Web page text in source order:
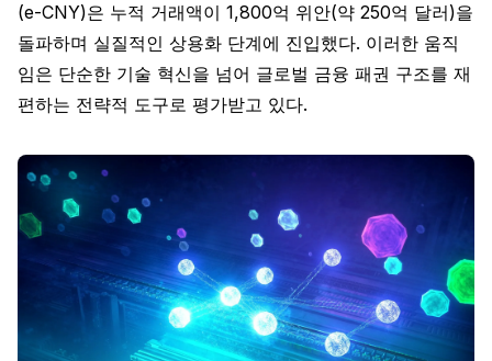
(e-CNY)은 누적 거래액이 1,800억 위안(약 250억 달러)을
돌파하며 실질적인 상용화 단계에 진입했다. 이러한 움직
임은 단순한 기술 혁신을 넘어 글로벌 금융 패권 구조를 재
편하는 전략적 도구로 평가받고 있다.